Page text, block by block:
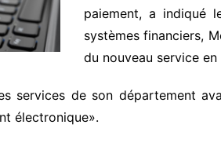
paiement, a indiqué
systèmes financiers,
du nouveau service
services de son département
électronique».